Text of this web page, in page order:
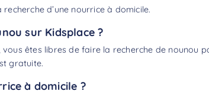
d’une nourrice à domicile.
sur Kidsplace ?
êtes libres de faire la recherche de nounou
gratuite.
à domicile ?